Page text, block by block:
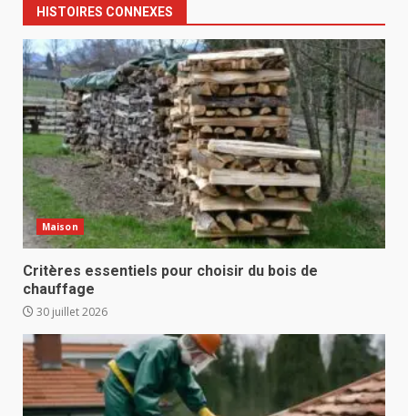
HISTOIRES CONNEXES
Maison
Critères essentiels pour choisir du bois de
chauffage
30 juillet 2026